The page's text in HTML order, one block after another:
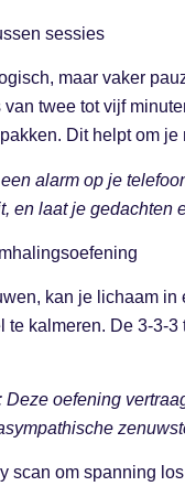
sessies
maar vaker
twee tot vijf
Dit helpt om
alarm op je
en laat je gedachten
kan je lichaam
te kalmeren. De 3-3-
Deze oefening
scan om spanning